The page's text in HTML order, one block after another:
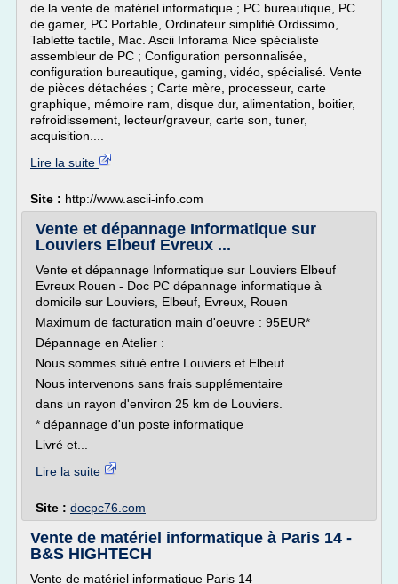
de la vente de matériel informatique ; PC bureautique, PC
de gamer, PC Portable, Ordinateur simplifié Ordissimo,
Tablette tactile, Mac. Ascii Inforama Nice spécialiste
assembleur de PC ; Configuration personnalisée,
configuration bureautique, gaming, vidéo, spécialisé. Vente
de pièces détachées ; Carte mère, processeur, carte
graphique, mémoire ram, disque dur, alimentation, boitier,
refroidissement, lecteur/graveur, carte son, tuner,
acquisition....
Lire la suite
Site : http://www.ascii-info.com
Vente et dépannage Informatique sur
Louviers Elbeuf Evreux ...
Vente et dépannage Informatique sur Louviers Elbeuf
Evreux Rouen - Doc PC dépannage informatique à
domicile sur Louviers, Elbeuf, Evreux, Rouen
Maximum de facturation main d'oeuvre : 95EUR*
Dépannage en Atelier :
Nous sommes situé entre Louviers et Elbeuf
Nous intervenons sans frais supplémentaire
dans un rayon d'environ 25 km de Louviers.
* dépannage d'un poste informatique
Livré et...
Lire la suite
Site : docpc76.com
Vente de matériel informatique à Paris 14 -
B&S HIGHTECH
Vente de matériel informatique Paris 14